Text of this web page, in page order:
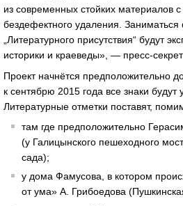
из современных стойких материалов
бездефектного удаления. Заниматься
„Литературного присутствия“ будут
историки и краеведы», — пресс-
Проект начнётся предположительно
к сентябрю 2015 года все знаки будут
Литературные отметки поставят,
там где предположительно
(у Галицынского пешеходного
сада);
у дома Фамусова, в котором
от ума» А. Грибоедова